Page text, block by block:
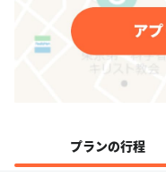
プランの行程